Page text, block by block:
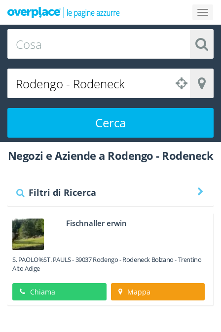
Cerca
Negozi e Aziende a Rodengo - Rodeneck
Filtri di Ricerca
Fischnaller erwin
S. PAOLO%ST. PAULS-39037Rodengo - Rodeneck Bolzano -Trentino
Alto Adige
Chiama Mappa